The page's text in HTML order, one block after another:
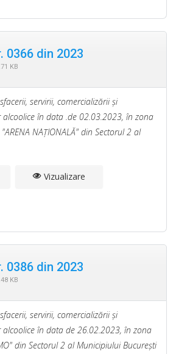
0366 din 2023
KB
servirii, comercializării şi
în data .de 02.03.2023, în zona
NAŢIONALĂ" din Sectorul 2 al
Vizualizare
0386 din 2023
KB
servirii, comercializării şi
în data de 26.02.2023, în zona
din Sectorul 2 al Municipiului Bucureşti